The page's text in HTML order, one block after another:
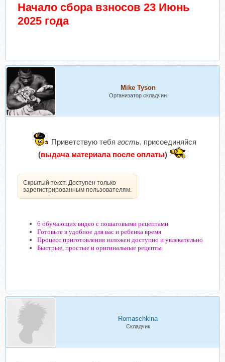
Начало сбора взносов 23 Июнь
2025 года
Mike Tyson
Организатор складчин
Приветствую тебя гость, присоединяйся
(выдача материала после оплаты)
Скрытый текст. Доступен только
зарегистрированным пользователям.
6 обучающих видео с пошаговыми рецептами
Готовьте в удобное для вас и ребенка время
Процесс приготовления изложен доступно и увлекательно
Быстрые, простые и оригинальные рецепты
Romaschkina
Складчик